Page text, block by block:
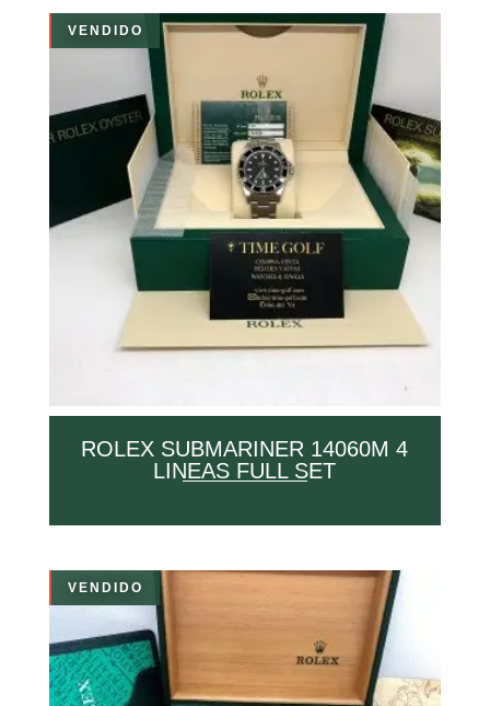
VENDIDO
ROLEX SUBMARINER 14060M 4
LINEAS FULL SET
VENDIDO